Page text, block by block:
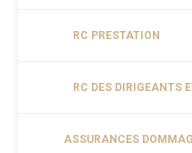
RC PRESTATION
RC DES DIRIGEANTS
ASSURANCES